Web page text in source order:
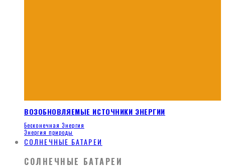
ВОЗОБНОВЛЯЕМЫЕ ИСТОЧНИКИ ЭНЕРГИИ
Бесконечная Энергия
Энергия природы
СОЛНЕЧНЫЕ БАТАРЕИ
СОЛНЕЧНЫЕ БАТАРЕИ